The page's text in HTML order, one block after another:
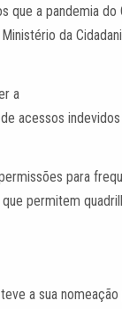
que a pandemia do
da
a
acessos
para
permitem
a sua nomeação